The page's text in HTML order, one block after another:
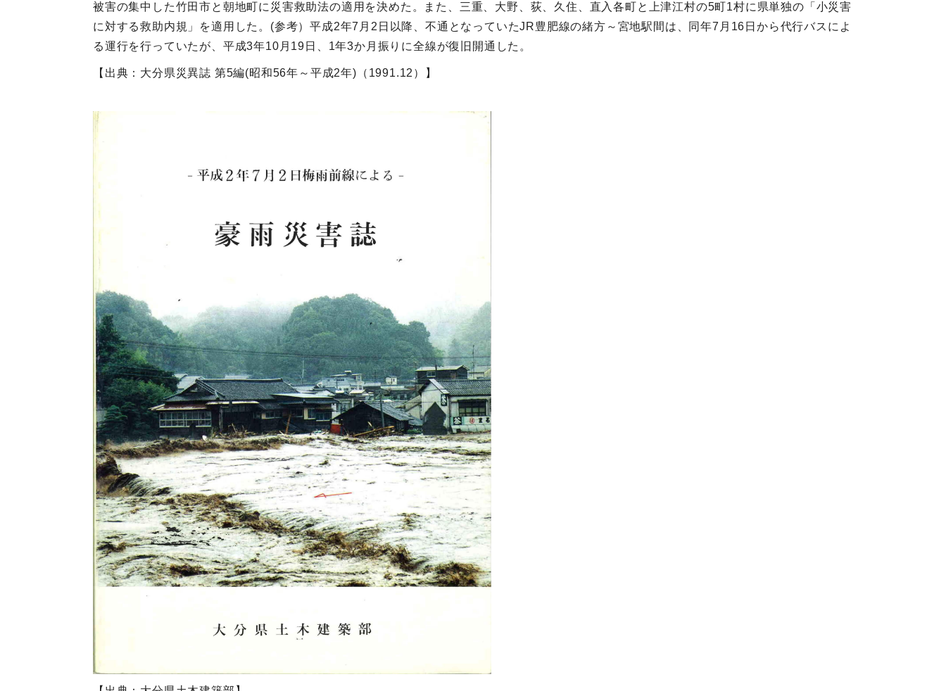
被害の集中した竹田市と朝地町に災害救助法の適用を決めた。また、三重、大野、荻、久住、直入各町と上津江村の5町1村に県単独の「小災害
に対する救助内規」を適用した。(参考）平成2年7月2日以降、不通となっていたJR豊肥線の緒方～宮地駅間は、同年7月16日から代行バスによ
る運行を行っていたが、平成3年10月19日、1年3か月振りに全線が復旧開通した。
【出典：大分県災異誌 第5編(昭和56年～平成2年)（1991.12）】